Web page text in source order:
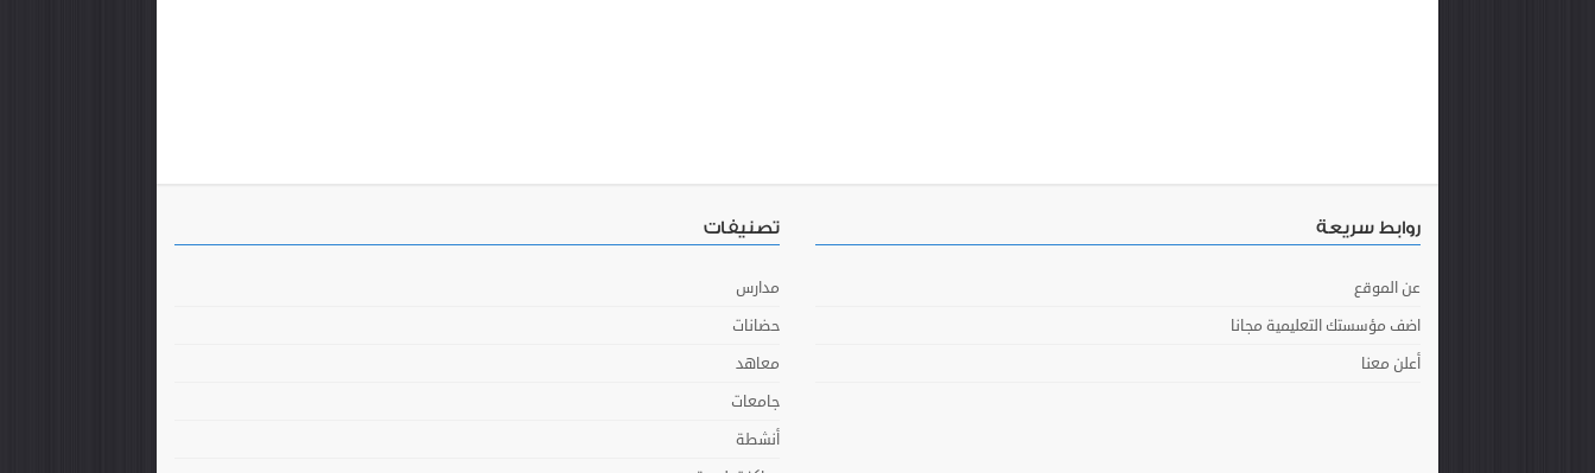
روابط سريعة
عن الموقع
اضف مؤسستك التعليمية مجانا
أعلن معنا
تصنيفات
مدارس
حضانات
معاهد
جامعات
أنشطة